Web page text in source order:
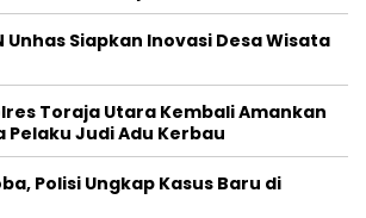
Unhas Siapkan Inovasi Desa Wisata
Toraja Utara Kembali Amankan
Pelaku Judi Adu Kerbau
Polisi Ungkap Kasus Baru di